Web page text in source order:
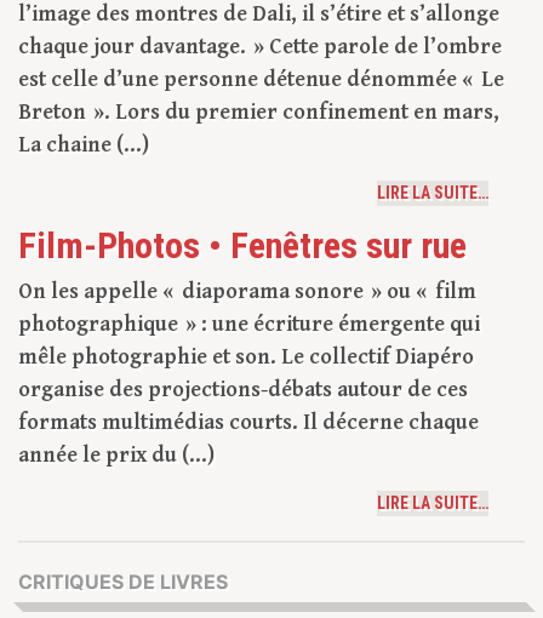
l’image des montres de Dali, il s’étire et s’allonge
chaque jour davantage. » Cette parole de l’ombre
est celle d’une personne détenue dénommée « Le
Breton ». Lors du premier confinement en mars,
La chaine (...)
LIRE LA SUITE…
Film-Photos • Fenêtres sur rue
On les appelle « diaporama sonore » ou « film
photographique » : une écriture émergente qui
mêle photographie et son. Le collectif Diapéro
organise des projections-débats autour de ces
formats multimédias courts. Il décerne chaque
année le prix du (...)
LIRE LA SUITE…
CRITIQUES DE LIVRES